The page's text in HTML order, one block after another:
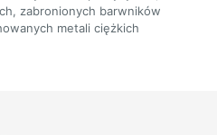
zabronionych barwników
metali ciężkich